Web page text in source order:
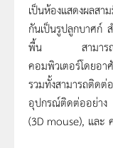
เป็นห้องแสดงผลส
กันเป็นรูปลูกบาศก์
พื้น สามารถมอง
คอมพิวเตอร์โดยอ
รวมทั้งสามารถติด
อุปกรณ์ติดต่ออย่าง
(3D mouse), และ